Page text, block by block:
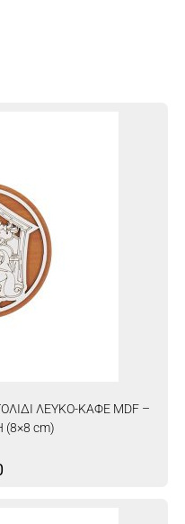
ΛΕΥΚΟ-ΚΑΦΕ MDF –
cm)